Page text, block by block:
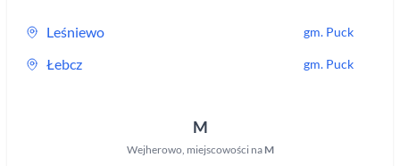
Leśniewo gm. Puck
Łebcz gm. Puck
M
Wejherowo, miejscowości na M